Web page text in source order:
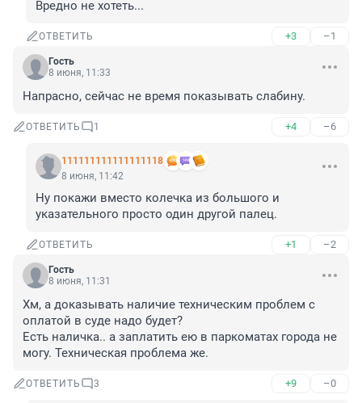
Вредно не хотеть...
ОТВЕТИТЬ +3 –1
Гость
8 июня, 11:33
Напрасно, сейчас не время показывать слабину.
ОТВЕТИТЬ 1 +4 –6
111111111111111118
8 июня, 11:42
Ну покажи вместо колечка из большого и
указательного просто один другой палец.
ОТВЕТИТЬ +1 –2
Гость
8 июня, 11:31
Хм, а доказывать наличие техническим проблем с
оплатой в суде надо будет?
Есть наличка.. а заплатить ею в паркоматах города не
могу. Техническая проблема же.
ОТВЕТИТЬ 3 +9 –0